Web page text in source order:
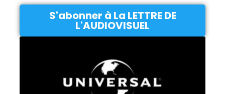
S'abonner à La LETTRE DE
L'AUDIOVISUEL